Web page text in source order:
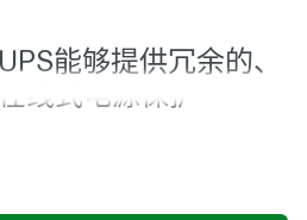
能够提供冗余的、
线式电源保护